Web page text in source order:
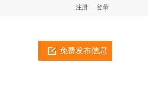
登录
注册
免费发布信息